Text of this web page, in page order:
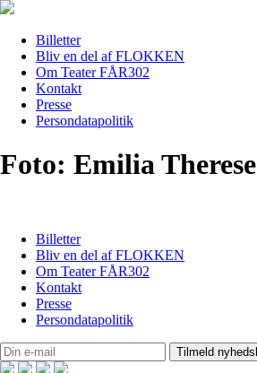
Billetter
Bliv en del af FLOKKEN
Om Teater FÅR302
Kontakt
Presse
Persondatapolitik
Foto: Emilia Therese
Billetter
Bliv en del af FLOKKEN
Om Teater FÅR302
Kontakt
Presse
Persondatapolitik